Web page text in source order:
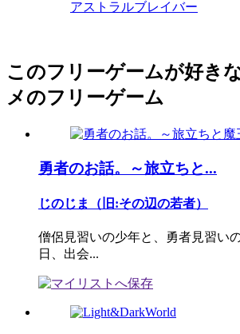
アストラルブレイバー
このフリーゲームが好き
メのフリーゲーム
勇者のお話。～旅立ちと...
じのじま（旧:その辺の若者）
僧侶見習いの少年と、勇者見習い
日、出会...